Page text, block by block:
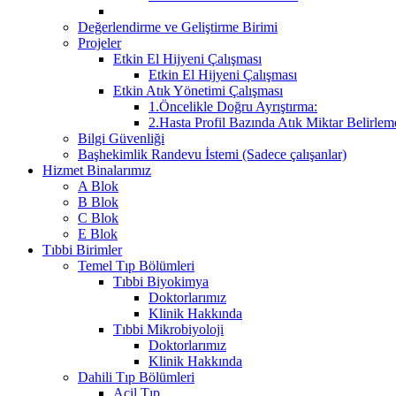
Değerlendirme ve Geliştirme Birimi
Projeler
Etkin El Hijyeni Çalışması
Etkin El Hijyeni Çalışması
Etkin Atık Yönetimi Çalışması
1.Öncelikle Doğru Ayrıştırma:
2.Hasta Profil Bazında Atık Miktar
Bilgi Güvenliği
Başhekimlik Randevu İstemi (Sadece çalışanlar)
Hizmet Binalarımız
A Blok
B Blok
C Blok
E Blok
Tıbbi Birimler
Temel Tıp Bölümleri
Tıbbi Biyokimya
Doktorlarımız
Klinik Hakkında
Tıbbi Mikrobiyoloji
Doktorlarımız
Klinik Hakkında
Dahili Tıp Bölümleri
Acil Tıp